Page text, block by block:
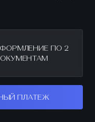
ПО 2
ПЛАТЕЖ